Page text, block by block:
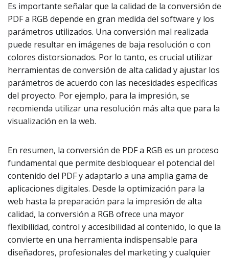
Es importante señalar que la calidad de la conversión de
PDF a RGB depende en gran medida del software y los
parámetros utilizados. Una conversión mal realizada
puede resultar en imágenes de baja resolución o con
colores distorsionados. Por lo tanto, es crucial utilizar
herramientas de conversión de alta calidad y ajustar los
parámetros de acuerdo con las necesidades específicas
del proyecto. Por ejemplo, para la impresión, se
recomienda utilizar una resolución más alta que para la
visualización en la web.
En resumen, la conversión de PDF a RGB es un proceso
fundamental que permite desbloquear el potencial del
contenido del PDF y adaptarlo a una amplia gama de
aplicaciones digitales. Desde la optimización para la
web hasta la preparación para la impresión de alta
calidad, la conversión a RGB ofrece una mayor
flexibilidad, control y accesibilidad al contenido, lo que la
convierte en una herramienta indispensable para
diseñadores, profesionales del marketing y cualquier